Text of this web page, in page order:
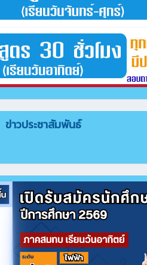
ข่าวประชาสัมพันธ์